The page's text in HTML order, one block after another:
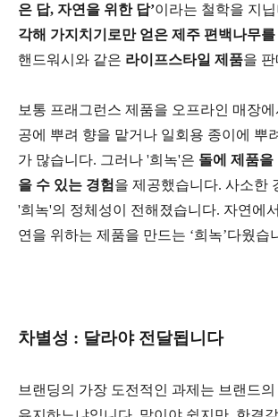
은 답, 자연을 위한 답’이라는 철학을 지
각해 가지치기로만 얻은 제주 편백나무
핸드워시와 같은 라이프스타일 제품을
보통 프래그런스 제품을 오프라인 매장
공에 뿌려 향을 맡거나 일회용 종이에 뿌
가 많습니다. 그러나 '희녹'은 돌에 제품을
을 수 있는 경험 을 제공했습니다. 사소한
'희녹'의 정체성이 전해졌습니다. 자연에
연을 위하는 제품을 만드는 ‘희녹’다웠습
차별성 : 달라야 전달됩니다
브랜딩의 가장 도전적인 과제는 브랜드의